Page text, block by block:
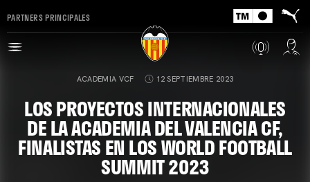
PARTNERS PRINCIPALES
ACADEMIA VCF 12 SEPTIEMBRE 2023
LOS PROYECTOS INTERNACIONALES
DE LA ACADEMIA DEL VALENCIA CF,
FINALISTAS EN LOS WORLD FOOTBALL
SUMMIT 2023